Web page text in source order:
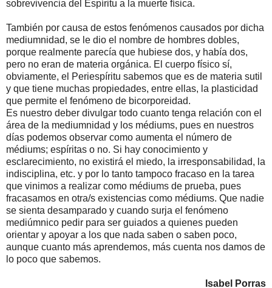
sobrevivencia del Espíritu a la muerte física.
También por causa de estos fenómenos causados por dicha
mediumnidad, se le dio el nombre de hombres dobles,
porque realmente parecía que hubiese dos, y había dos,
pero no eran de materia orgánica. El cuerpo físico sí,
obviamente, el Periespíritu sabemos que es de materia sutil
y que tiene muchas propiedades, entre ellas, la plasticidad
que permite el fenómeno de bicorporeidad.
Es nuestro deber divulgar todo cuanto tenga relación con el
área de la mediumnidad y los médiums, pues en nuestros
días podemos observar como aumenta el número de
médiums; espíritas o no. Si hay conocimiento y
esclarecimiento, no existirá el miedo, la irresponsabilidad, la
indisciplina, etc. y por lo tanto tampoco fracaso en la tarea
que vinimos a realizar como médiums de prueba, pues
fracasamos en otra/s existencias como médiums. Que nadie
se sienta desamparado y cuando surja el fenómeno
mediúmnico pedir para ser guiados a quienes pueden
orientar y apoyar a los que nada saben o saben poco,
aunque cuanto más aprendemos, más cuenta nos damos de
lo poco que sabemos.
Isabel Porras